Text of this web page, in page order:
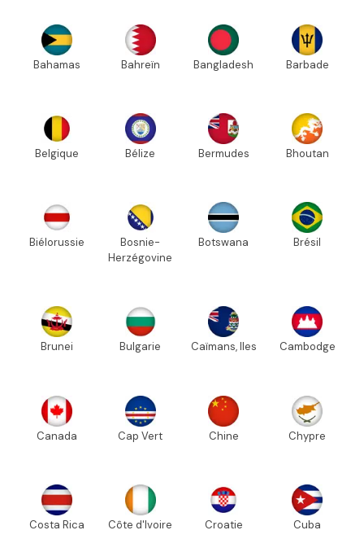
Bahamas Bahreïn Bangladesh Barbade
Belgique Bélize Bermudes Bhoutan
Biélorussie
Bosnie-
Herzégovine
Botswana Brésil
Brunei Bulgarie Caïmans, Iles Cambodge
Canada Cap Vert Chine Chypre
Costa Rica Côte d'Ivoire Croatie Cuba